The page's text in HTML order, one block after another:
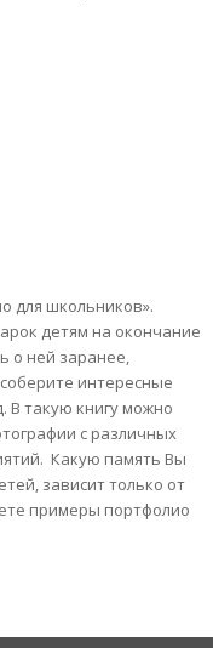
для школьников».
детям на окончание
о ней заранее,
интересные
В такую книгу можно
с различных
Какую память Вы
зависит только от
примеры портфолио